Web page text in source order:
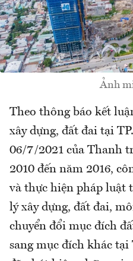
Ảnh
Theo thông báo kết
xây dựng, đất đai tại
06/7/2021 của Thanh
2010 đến năm 2016,
và thực hiện pháp luật
lý xây dựng, đất đai,
chuyển đổi mục đích
sang mục đích khác